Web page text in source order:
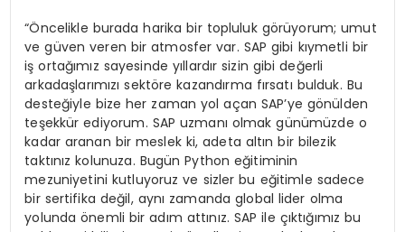
“Öncelikle burada harika bir topluluk görüyorum; umut
ve güven veren bir atmosfer var. SAP gibi kıymetli bir
iş ortağımız sayesinde yıllardır sizin gibi değerli
arkadaşlarımızı sektöre kazandırma fırsatı bulduk. Bu
desteğiyle bize her zaman yol açan SAP’ye gönülden
teşekkür ediyorum. SAP uzmanı olmak günümüzde o
kadar aranan bir meslek ki, adeta altın bir bilezik
taktınız kolunuza. Bugün Python eğitiminin
mezuniyetini kutluyoruz ve sizler bu eğitimle sadece
bir sertifika değil, aynı zamanda global lider olma
yolunda önemli bir adım attınız. SAP ile çıktığımız bu